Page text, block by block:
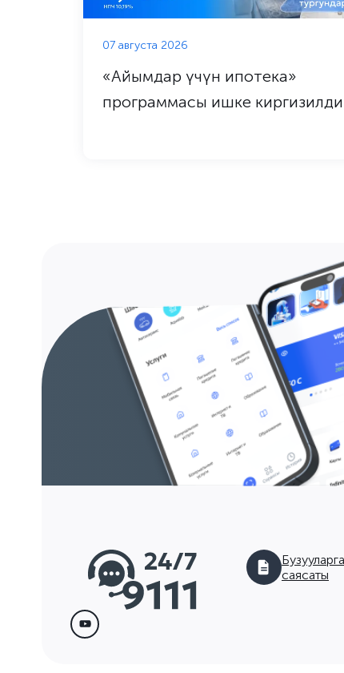
07 августа 2026
«Айымдар үчүн ипотека»
программасы ишке киргизилди
саясаты